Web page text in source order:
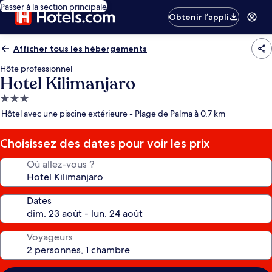
Passer à la section principale
Obtenir l’appli
Afficher tous les hébergements
Hôte professionnel
Hotel Kilimanjaro
Hébergement
3.0 étoiles
Hôtel avec une piscine extérieure - Plage de Palma à 0,7 km
Choisissez des dates pour voir les prix
Où allez-vous ?
Dates
Voyageurs